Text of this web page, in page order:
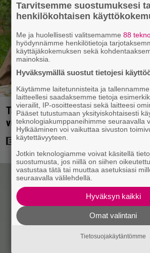
Tänään tv:ssä: Koskettava
vuodelta 2020 – ”Tehty isolla
Tarvitsemme suostumuksesi
henkilökohtaisen
Me ja huolellisesti valitsemamme88
hyödynnämme henkilötietoja
käyttäjäkokemuksen sekä
mainoksia.
Hyväksymällä suostut tietojesi
Käytämme laitetunnisteita ja
laitteellesi saadaksemme tietoja
vierailit, IP-osoitteestasi sekä laitteesi
Pääset tutustumaan yksityiskohtaisesti
teknologiakumppaneihimme seuraavalla
Hylkääminen voi vaikuttaa sivuston
käytettävyyteen.
Jotkin teknologiamme voivat käsitellä
suostumusta, jos niillä on siihen
vastustaa tätä tai muuttaa asetuksiasi
seuraavalla välilehdellä.
Hyväksyn kaikki
Omat valintani
Tietosuojakäytäntömme